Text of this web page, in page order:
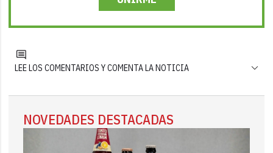
LEE LOS COMENTARIOS Y COMENTA LA NOTICIA
NOVEDADES DESTACADAS